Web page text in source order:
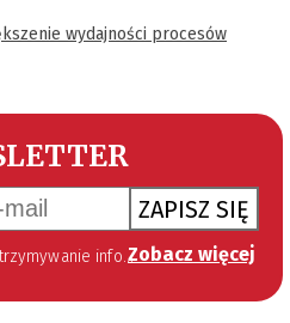
wydajności procesów
ZAPISZ SIĘ
o świadczeniu usług drogą elektroniczną (Dz. U. 144 z 2002 r. poz. 1204). Zgoda jest dobrowolna, jednak jej wyrażenie jest konieczne, aby otrzymywać newsletter. Zobacz więcej